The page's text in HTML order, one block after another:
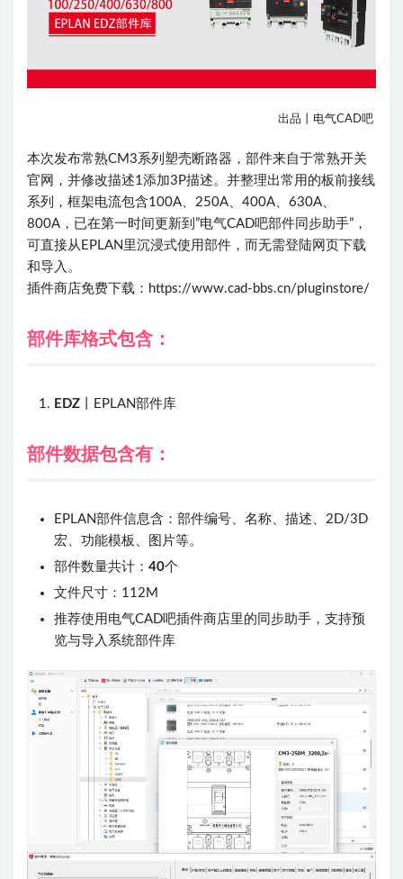
出品丨电气CAD吧
本次发布常熟CM3系列塑壳断路器，部件来自于常熟开关
官网，并修改描述1添加3P描述。并整理出常用的板前接线
系列，框架电流包含100A、250A、400A、630A、
800A，已在第一时间更新到”电气CAD吧部件同步助手”，
可直接从EPLAN里沉浸式使用部件，而无需登陆网页下载
和导入。
插件商店免费下载： https://www.cad-bbs.cn/pluginstore/
部件库格式包含：
EDZ 丨EPLAN部件库
部件数据包含有：
EPLAN部件信息含：部件编号、名称、描述、2D/3D
宏、功能模板、图片等。
部件数量共计： 40个
文件尺寸：112M
推荐使用电气CAD吧插件商店里的同步助手，支持预
览与导入系统部件库